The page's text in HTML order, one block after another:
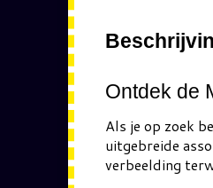
Ontdek de
Als je op zoek
uitgebreide
verbeelding